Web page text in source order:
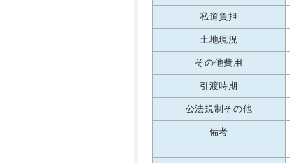
私道負担
土地現況
その他費用
引渡時期
公法規制その他
備考